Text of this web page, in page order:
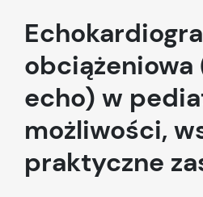
obciążeniowa
echo) w
możliwości,
praktyczne